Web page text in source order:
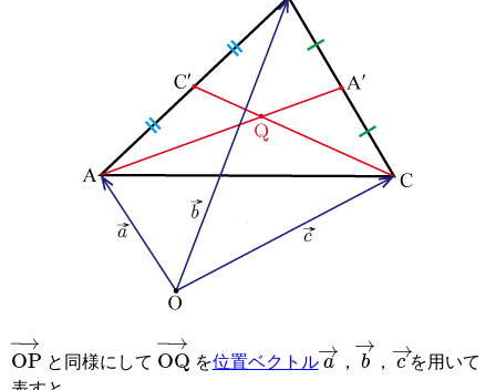
OP →
と同様にして OQ →
を位置ベクトル a→
， b →
， c→
を用いて